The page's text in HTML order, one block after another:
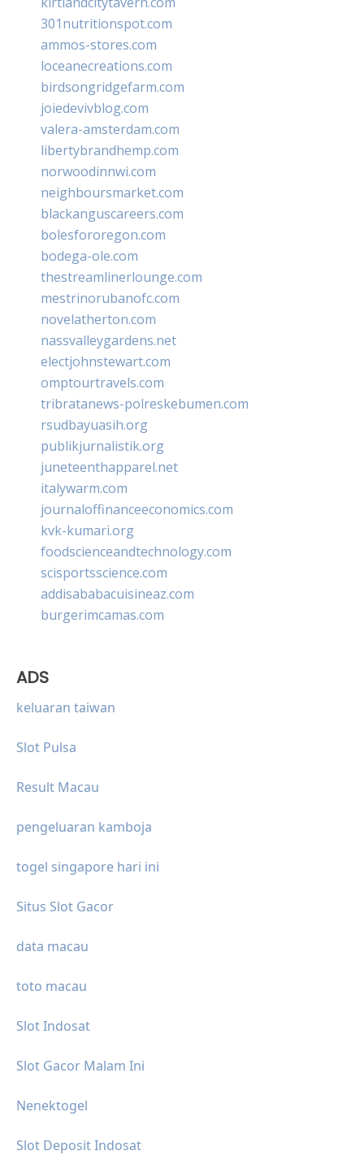
301nutritionspot.com
ammos-stores.com
loceanecreations.com
birdsongridgefarm.com
joiedevivblog.com
valera-amsterdam.com
libertybrandhemp.com
norwoodinnwi.com
neighboursmarket.com
blackanguscareers.com
bolesfororegon.com
bodega-ole.com
thestreamlinerlounge.com
mestrinorubanofc.com
novelatherton.com
nassvalleygardens.net
electjohnstewart.com
omptourtravels.com
tribratanews-polreskebumen.com
rsudbayuasih.org
publikjurnalistik.org
juneteenthapparel.net
italywarm.com
journaloffinanceeconomics.com
kvk-kumari.org
foodscienceandtechnology.com
scisportsscience.com
addisababacuisineaz.com
burgerimcamas.com
ADS
keluaran taiwan
Slot Pulsa
Result Macau
pengeluaran kamboja
togel singapore hari ini
Situs Slot Gacor
data macau
toto macau
Slot Indosat
Slot Gacor Malam Ini
Nenektogel
Slot Deposit Indosat